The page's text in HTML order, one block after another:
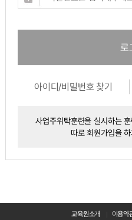
로
아이디/비밀번호 찾기
사업주위탁훈련을 실시하는
따로 회원가입을
교육원소개 이용약